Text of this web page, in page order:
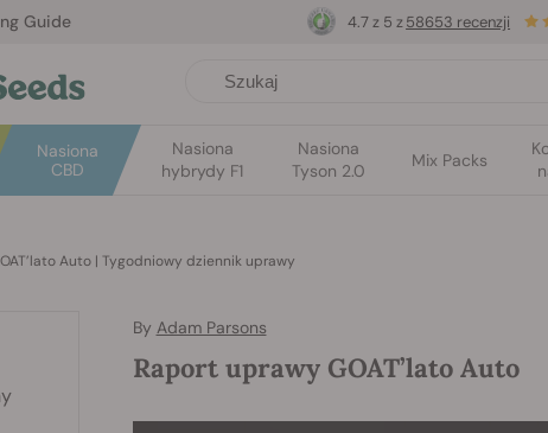
Guide
Nasiona
CBD
Nasiona
hybrydy F1
Nasiona
Tyson 2.0
Mix Packs
4.7 z 5 z58653 recenzji
Auto | Tygodniowy dziennik uprawy
By Adam Parsons
Raport uprawy GOAT’lato Auto